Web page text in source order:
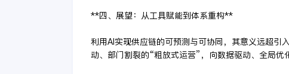
**四、展望：从工具赋能到体系重构**
利用AI实现供应链的可预测与可协同，其意义远超引
动、部门割裂的“粗放式运营”，向数据驱动、全局优